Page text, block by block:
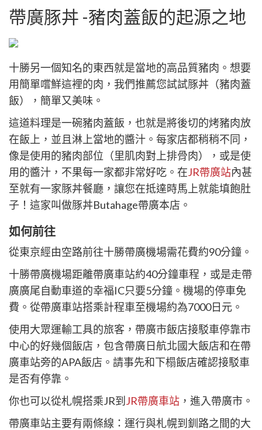
帶廣豚丼 -豬肉蓋飯的起源之地
十勝另一個知名的東西就是當地的高品質豬肉。想要
用簡單嚐鮮這裡的肉，我們推薦您試試豚丼（豬肉蓋
飯），簡單又美味。
這道料理是一碗豬肉蓋飯，也就是將後切的烤豬肉放
在飯上，並且淋上當地的醬汁。每家店都稍稍不同，
像是使用的豬肉部位（里肌肉對上排骨肉），或是使
用的醬汁，不果每一家都非常好吃。在JR帶廣站內甚
至就有一家豚丼餐廳，讓您在抵達時馬上就能填飽肚
子！這家叫做豚丼Butahage帶廣本店。
如何前往
從東京經由空路前往十勝帶廣機場需花費約90分鐘。
十勝帶廣機場距離帶廣車站約40分鐘車程，或是走帶
廣廣尾自動車道的幸福IC只要5分鐘。機場的停車免
費。從帶廣車站搭乘計程車至機場約為7000日元。
使用大眾運輸工具的旅客，帶廣市飯店接駁車停靠市
中心的好幾個飯店，包含帶廣日航北國大飯店和在帶
廣車站旁的APA飯店。請事先和下榻飯店確認接駁車
是否有停靠。
你也可以從札幌搭乘JR到 JR帶廣車站 ，進入帶廣市。
帶廣車站主要有兩條線：運行與札幌到釧路之間的大